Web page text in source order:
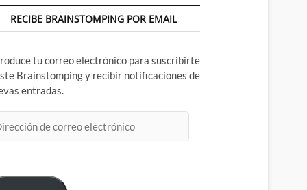
RECIBE BRAINSTOMPING POR EMAIL
tu correo electrónico para suscribirte
Brainstomping y recibir notificaciones de
entradas.